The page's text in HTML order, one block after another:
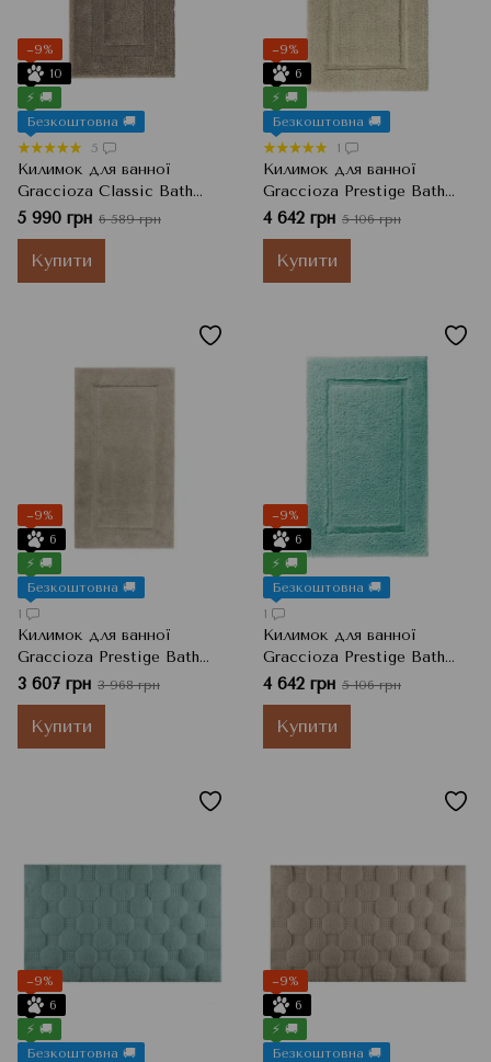
−9%
10
⚡ 🚚
Безкоштовна 🚚
5
Килимок для ванної
Graccioza Classic Bath
Rug, STONE, 60x100 см
5 990 грн 6 589 грн
Купити
−9%
6
⚡ 🚚
Безкоштовна 🚚
1
Килимок для ванної
Graccioza Prestige Bath
Rug, 60x100 см, Lino
Бежевий
4 642 грн 5 106 грн
Купити
−9%
6
⚡ 🚚
Безкоштовна 🚚
1
Килимок для ванної
Graccioza Prestige Bath
Rug, 50х80 см, Linen Льон
3 607 грн 3 968 грн
Купити
−9%
6
⚡ 🚚
Безкоштовна 🚚
1
Килимок для ванної
Graccioza Prestige Bath
Rug, 60x100 см, Бірюзовий
4 642 грн 5 106 грн
Купити
−9%
6
⚡ 🚚
Безкоштовна 🚚
−9%
6
⚡ 🚚
Безкоштовна 🚚